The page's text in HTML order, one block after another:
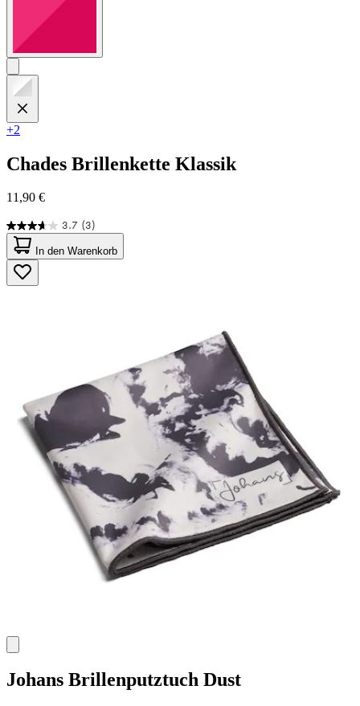
+2
Chades Brillenkette Klassik
11,90 €
3.7 (3)
3.7
von
5
Sternen.
3
In den Warenkorb
Johans Brillenputztuch Dust